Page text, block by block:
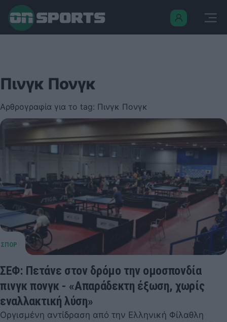
Πινγκ Πονγκ
Αρθρογραφία για το tag: Πινγκ Πονγκ
ΣΕΦ: Πετάνε στον δρόμο την ομοσπονδία
πινγκ πονγκ - «Απαράδεκτη έξωση, χωρίς
εναλλακτική λύση»
Οργισμένη αντίδραση από την Ελληνική Φίλαθλη